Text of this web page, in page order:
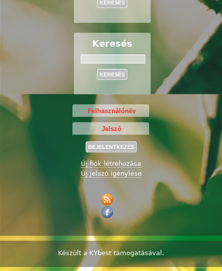
Keresés
Új fiók létrehozása
Új jelszó igénylése
Készült a KYbest támogatásával.